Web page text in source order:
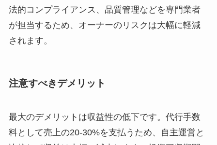
法的コンプライアンス、品質管理などを専門業者
が担当するため、オーナーのリスクは大幅に軽減
されます。
注意すべきデメリット
最大のデメリットは収益性の低下です。代行手数
料として売上の20-30%を支払うため、自主運営と